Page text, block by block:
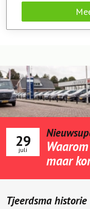
29
juli
maar
Tjeerdsma historie